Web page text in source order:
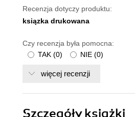
Recenzja dotyczy produktu:
ksiązka drukowana
Czy recenzja była pomocna:
TAK (0) NIE (0)
więcej recenzji
Szczegółyksiążki